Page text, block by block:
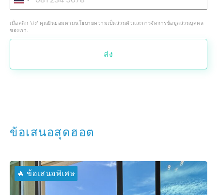
เมื่อคลิก 'ส่ง' คุณยินยอมตามนโยบายความเป็นส่วนตัวและการจัดการข้อมูลส่วนบุคคล
ของเรา.
ส่ง
ข้อเสนอสุดฮอต
🔥 ข้อเสนอพิเศษ